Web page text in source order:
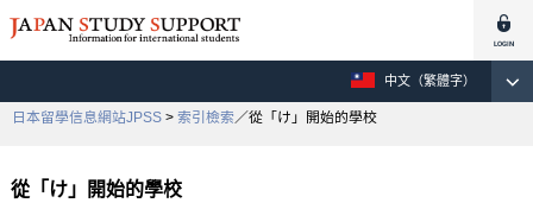
中文（繁體字）
日本留學信息網站JPSS > 索引檢索／從「け」開始的學校
從「け」開始的學校